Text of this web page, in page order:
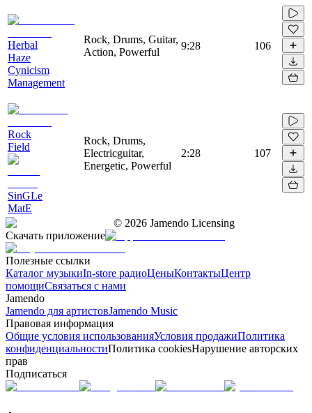
Herbal
Haze
Cynicism
Management
Rock, Drums, Guitar,
Action, Powerful
9:28 106
Rock
Field
SinGLe
MatE
Rock, Drums,
Electricguitar,
Energetic, Powerful
2:28 107
© 2026 Jamendo Licensing
Скачать приложение
Полезные ссылки
Каталог музыкиIn-store радиоЦеныКонтактыЦентр
помощиСвязаться с нами
Jamendo
Jamendo для артистовJamendo Music
Правовая информация
Общие условия использованияУсловия продажиПолитика
конфиденциальностиПолитика cookiesНарушение авторских
прав
Подписаться